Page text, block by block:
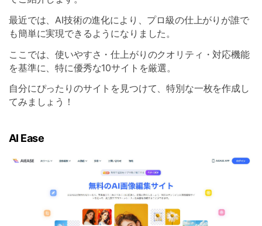
最近では、AI技術の進化により、プロ級の仕上がりが誰で
も簡単に実現できるようになりました。
ここでは、使いやすさ・仕上がりのクオリティ・対応機能
を基準に、特に優秀な10サイトを厳選。
自分にぴったりのサイトを見つけて、特別な一枚を作成し
てみましょう！
AI Ease